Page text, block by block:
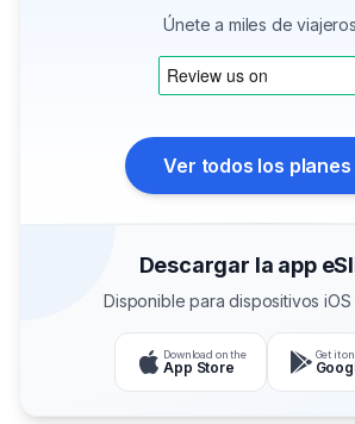
Únete a miles de
Ver todos los planes
Descargar la app
Disponible para dispositivos
Download on the
App Store
Get it on